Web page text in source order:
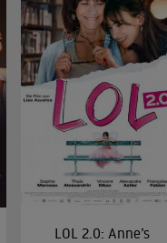
LOL 2.0: Anne’s